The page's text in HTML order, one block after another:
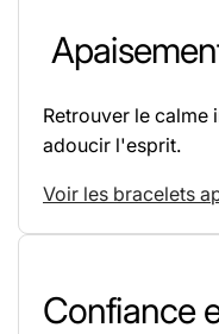
Retrouver le calme
adoucir l'esprit.
Voir les bracelets
Confiance